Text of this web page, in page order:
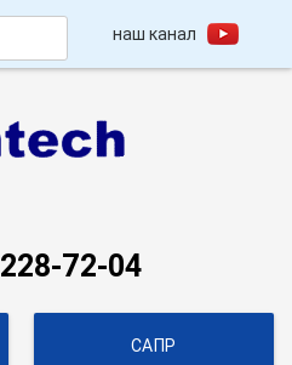
наш канал
228-72-04
САПР